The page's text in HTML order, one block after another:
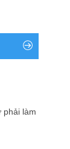
phải làm